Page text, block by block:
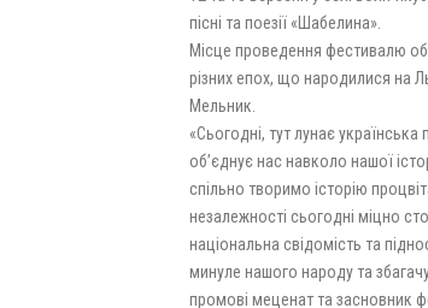
пісні та поезії «Шабелина».
Місце проведення фестивалю
різних епох, що народилися на
Мельник.
«Сьогодні, тут лунає
об’єднує нас навколо нашої
спільно творимо історію
незалежності сьогодні міцно
національна свідомість та
минуле нашого народу та
промові меценат та засновник